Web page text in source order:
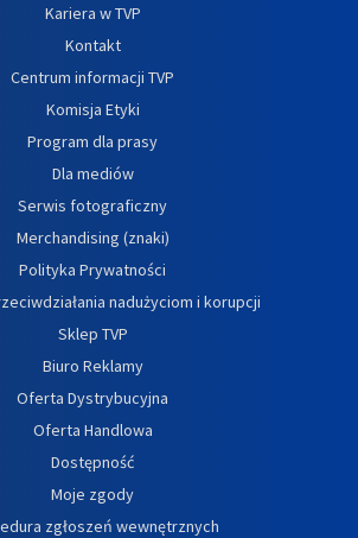
Kariera w TVP
Kontakt
Centrum informacji TVP
Komisja Etyki
Program dla prasy
Dla mediów
Serwis fotograficzny
Merchandising (znaki)
Polityka Prywatności
nadużyciom i korupcji
Sklep TVP
Biuro Reklamy
Oferta Dystrybucyjna
Oferta Handlowa
Dostępność
Moje zgody
zgłoszeń wewnętrznych